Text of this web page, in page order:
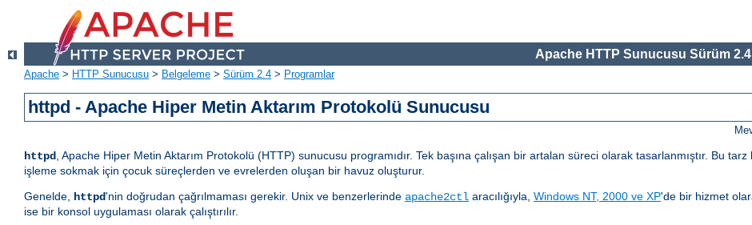
Apache HTTP Sunucusu Sürüm 2.4
Apache > HTTP Sunucusu > Belgeleme > Sürüm 2.4 > Programlar
httpd - Apache Hiper Metin Aktarım Protokolü Sunucusu
httpd, Apache Hiper Metin Aktarım Protokolü (HTTP) sunucusu programıdır. Tek başına çalışan bir artalan süreci olarak tasarlanmıştır. Bu tarz
işleme sokmak için çocuk süreçlerden ve evrelerden oluşan bir havuz oluşturur.
Genelde, httpd'nin doğrudan çağrılmaması gerekir. Unix ve benzerlerinde apache2ctl aracılığıyla, Windows NT, 2000 ve XP'de bir hizmet
ise bir konsol uygulaması olarak çalıştırılır.